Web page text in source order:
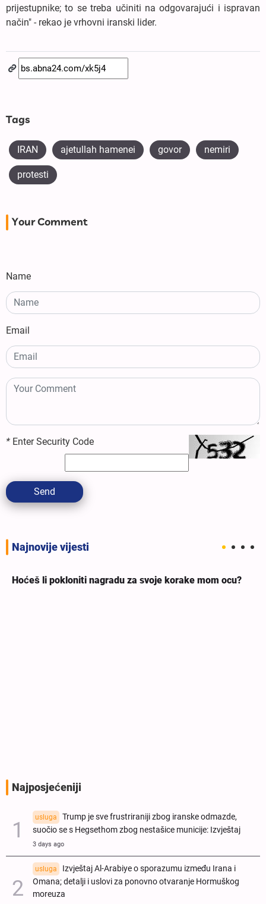
prijestupnike; to se treba učiniti na odgovarajući i ispravan
način" - rekao je vrhovni iranski lider.
Tags
IRAN ajetullah hamenei govor nemiri
protesti
Your Comment
Name
Email
* Enter Security Code
Send
Najnovije vijesti
Hoćeš li pokloniti nagradu za svoje korake mom ocu?
Najposjećeniji
usluga
Trump je sve frustriraniji zbog iranske odmazde,
suočio se s Hegsethom zbog nestašice municije: Izvještaj
3 days ago
usluga
Izvještaj Al-Arabiye o sporazumu između Irana i
Omana; detalji i uslovi za ponovno otvaranje Hormuškog
moreuza